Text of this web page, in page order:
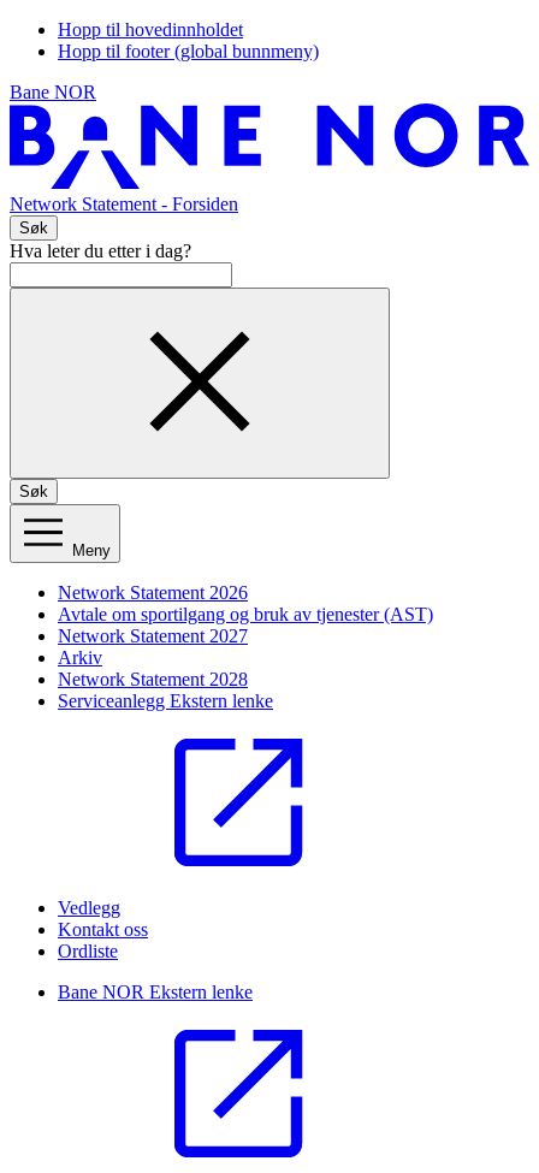
Hopp til hovedinnholdet
Hopp til footer (global bunnmeny)
Bane NOR
Network Statement - Forsiden
Søk
Hva leter du etter i dag?
Søk
Meny
Network Statement 2026
Avtale om sportilgang og bruk av tjenester (AST)
Network Statement 2027
Arkiv
Network Statement 2028
Serviceanlegg Ekstern lenke
Vedlegg
Kontakt oss
Ordliste
Bane NOR Ekstern lenke